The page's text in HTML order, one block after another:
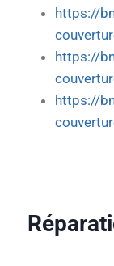
https://
https://
https://